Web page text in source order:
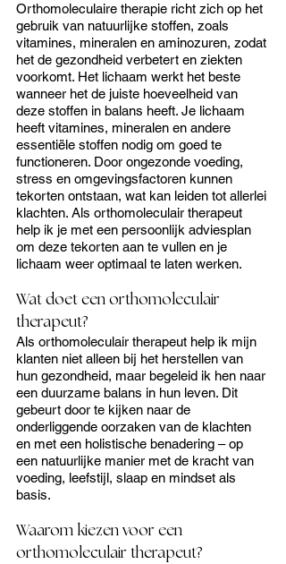
Orthomoleculaire therapie richt zich op het
gebruik van natuurlijke stoffen, zoals
vitamines, mineralen en aminozuren, zodat
het de gezondheid verbetert en ziekten
voorkomt. Het lichaam werkt het beste
wanneer het de juiste hoeveelheid van
deze stoffen in balans heeft. Je lichaam
heeft vitamines, mineralen en andere
essentiële stoffen nodig om goed te
functioneren. Door ongezonde voeding,
stress en omgevingsfactoren kunnen
tekorten ontstaan, wat kan leiden tot allerlei
klachten. Als orthomoleculair therapeut
help ik je met een persoonlijk adviesplan
om deze tekorten aan te vullen en je
lichaam weer optimaal te laten werken.
Wat doet een orthomoleculair
therapeut?
Als orthomoleculair therapeut help ik mijn
klanten niet alleen bij het herstellen van
hun gezondheid, maar begeleid ik hen naar
een duurzame balans in hun leven. Dit
gebeurt door te kijken naar de
onderliggende oorzaken van de klachten
en met een holistische benadering – op
een natuurlijke manier met de kracht van
voeding, leefstijl, slaap en mindset als
basis.
Waarom kiezen voor een
orthomoleculair therapeut?